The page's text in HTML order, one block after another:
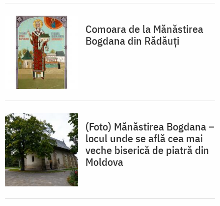
Comoara de la Mănăstirea
Bogdana din Rădăuți
(Foto) Mănăstirea Bogdana –
locul unde se află cea mai
veche biserică de piatră din
Moldova